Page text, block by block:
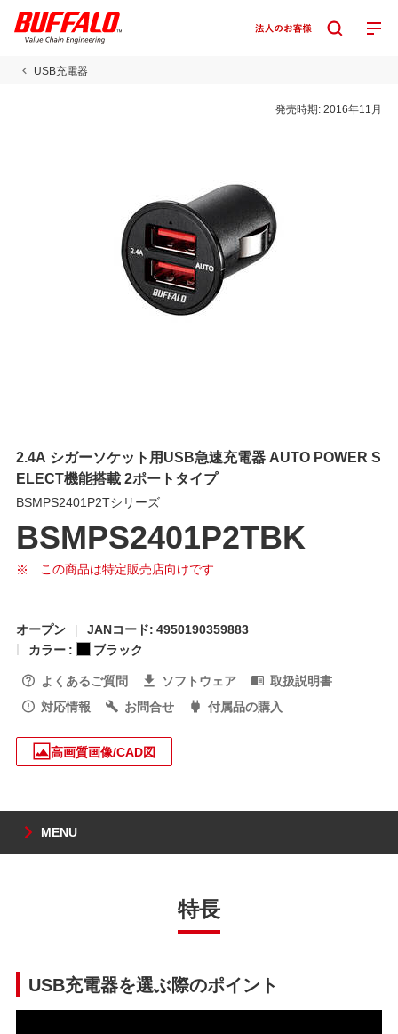
USB充電器
発売時期:2016年11月
2.4A シガーソケット用USB急速充電器 AUTO POWER S
ELECT機能搭載 2ポートタイプ
BSMPS2401P2Tシリーズ
BSMPS2401P2TBK
この商品は特定販売店向けです
オープン
JANコード: 4950190359883
カラー :
ブラック
よくあるご質問
ソフトウェア
取扱説明書
対応情報
お問合せ 付属品の購入
高画質画像/CAD図
MENU
特長
USB充電器を選ぶ際のポイント